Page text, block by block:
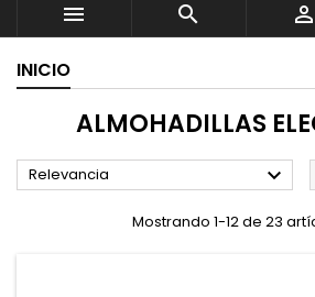
  
INICIO
ALMOHADILLAS
Relevancia 
Mostrando 1-12 de 23